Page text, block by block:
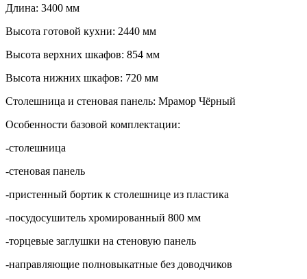
Высота нижних шкафов: 720 мм
-направляющие полновыкатные без доводчиков